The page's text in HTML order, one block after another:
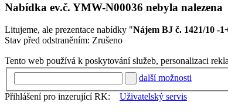
Nabídka ev.č. YMW-N00036 nebyla nalezena
Litujeme, ale prezentace nabídky "Nájem BJ č. 1421/10 -
Stav před odstraněním: Zrušeno
Tento web používá k poskytování služeb, personalizaci
další možnosti
Přihlášení pro inzerující RK:
Uživatelský servis